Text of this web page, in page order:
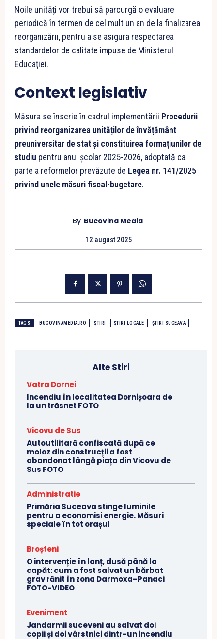
Noile unități vor trebui să parcurgă o evaluare
periodică în termen de cel mult un an de la finalizarea
reorganizării, pentru a se asigura respectarea
standardelor de calitate impuse de Ministerul
Educației.
Context legislativ
Măsura se înscrie în cadrul implementării Procedurii
privind reorganizarea unităților de învățământ
preuniversitar de stat și constituirea formațiunilor de
studiu pentru anul școlar 2025-2026, adoptată ca
parte a reformelor prevăzute de Legea nr. 141/2025
privind unele măsuri fiscal-bugetare.
By Bucovina Media
12 august 2025
TAGS BUCOVINAMEDIA.RO ȘTIRI ȘTIRI LOCALE ȘTIRI SUCEAVA
Alte Stiri
Vatra Dornei
Incendiu în localitatea Dornișoara de
la un trăsnet FOTO
Vicovu de Sus
Autoutilitară confiscată după ce
moloz din construcții a fost
abandonat lângă piața din Vicovu de
Sus FOTO
Administratie
Primăria Suceava stinge luminile
pentru a economisi energie. Măsuri
speciale în tot orașul
Broșteni
O intervenție în lanț, dusă până la
capăt: cum a fost salvat un bărbat
grav rănit în zona Darmoxa–Panaci
FOTO-VIDEO
Eveniment
Jandarmii suceveni au salvat doi
copii și doi vârstnici dintr-un incendiu